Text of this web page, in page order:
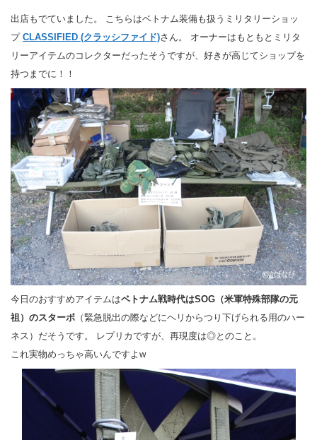
出店もでていました。 こちらはベトナム装備も扱うミリタリーショッ
プ CLASSIFIED (クラッシファイド)さん。 オーナーはもともとミリタ
リーアイテムのコレクターだったそうですが、好きが高じてショップを
持つまでに！！
今日のおすすめアイテムはベトナム戦時代はSOG（米軍特殊部隊の元
祖）のスターボ （緊急脱出の際などにヘリからつり下げられる用のハー
ネス）だそうです。 レプリカですが、再現度は◎とのこと。
これ実物めっちゃ高いんですよw